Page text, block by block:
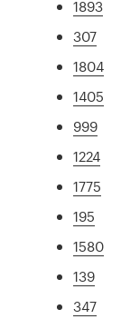
1893
307
1804
1405
999
1224
1775
195
1580
139
347